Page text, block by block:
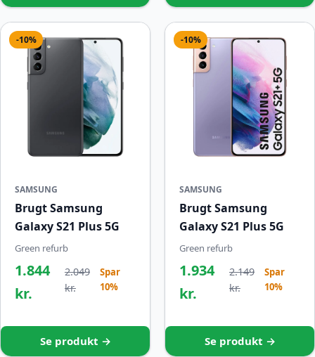
-10%
SAMSUNG
Brugt Samsung
Galaxy S21 Plus 5G
Green refurb
1.844
kr.
2.049
kr.
Spar
10%
Se produkt →
-10%
SAMSUNG
Brugt Samsung
Galaxy S21 Plus 5G
Green refurb
1.934
kr.
2.149
kr.
Spar
10%
Se produkt →